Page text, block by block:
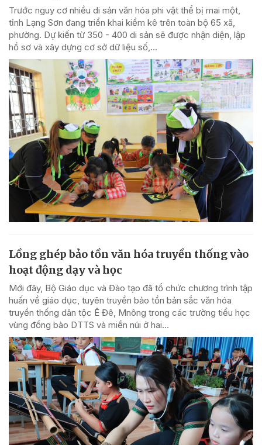
Trước nguy cơ nhiều di sản văn hóa phi vật thể bị mai một,
tỉnh Lạng Sơn đang triển khai kiểm kê trên toàn bộ 65 xã,
phường. Dự kiến từ 350 - 400 di sản sẽ được nhận diện, lập
hồ sơ và xây dựng cơ sở dữ liệu số,...
Lồng ghép bảo tồn văn hóa truyền thống vào
hoạt động dạy và học
Mới đây, Bộ Giáo dục và Đào tạo đã tổ chức chương trình tập
huấn về giáo dục, tuyên truyền bảo tồn bản sắc văn hóa
truyền thống dân tộc Ê Đê, Mnông trong các trường tiểu học
vùng đồng bào DTTS và miền núi ở hai...